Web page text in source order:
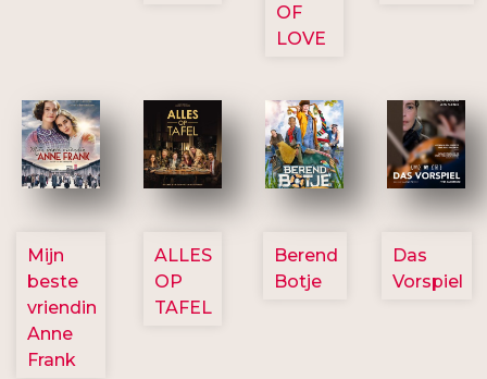
OF
LOVE
2757
Mijn
beste
vriendin
Anne
Frank
3154
ALLES
OP
TAFEL
2799
Berend
Botje
2777
Das
Vorspiel